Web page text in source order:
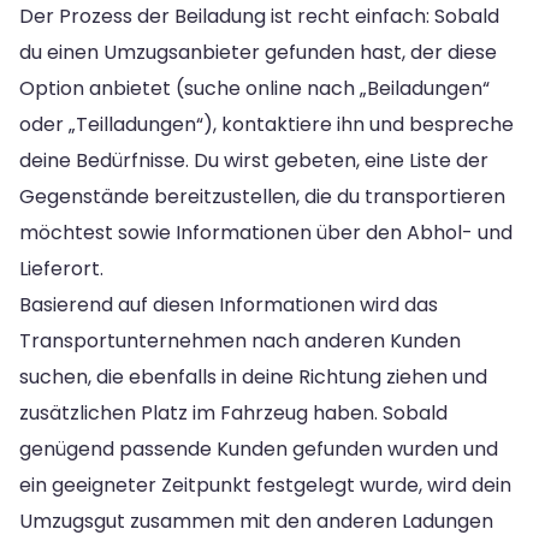
Der Prozess der Beiladung ist recht einfach: Sobald
du einen Umzugsanbieter gefunden hast, der diese
Option anbietet (suche online nach „Beiladungen“
oder „Teilladungen“), kontaktiere ihn und bespreche
deine Bedürfnisse. Du wirst gebeten, eine Liste der
Gegenstände bereitzustellen, die du transportieren
möchtest sowie Informationen über den Abhol- und
Lieferort.
Basierend auf diesen Informationen wird das
Transportunternehmen nach anderen Kunden
suchen, die ebenfalls in deine Richtung ziehen und
zusätzlichen Platz im Fahrzeug haben. Sobald
genügend passende Kunden gefunden wurden und
ein geeigneter Zeitpunkt festgelegt wurde, wird dein
Umzugsgut zusammen mit den anderen Ladungen